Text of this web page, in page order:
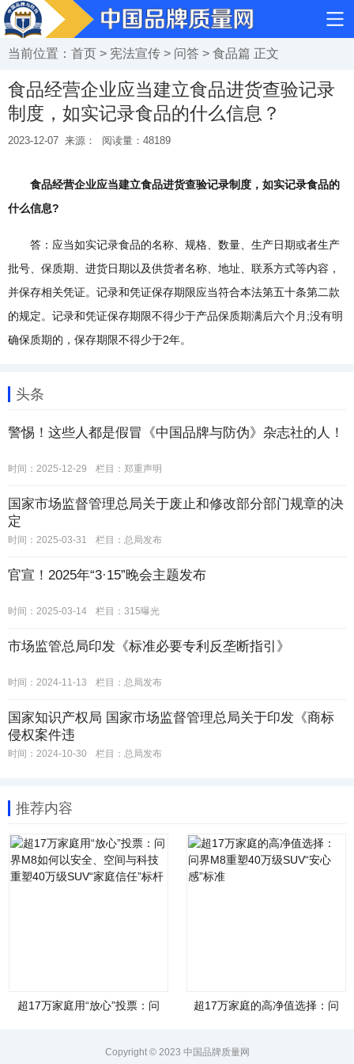
当前位置： 首页 > 宪法宣传 > 问答 > 食品篇 正文
食品经营企业应当建立食品进货查验记录
制度，如实记录食品的什么信息？
2023-12-07 来源： 阅读量： 48189
食品经营企业应当建立食品进货查验记录制度，如实记录食品的
什么信息?
答：应当如实记录食品的名称、规格、数量、生产日期或者生产
批号、保质期、进货日期以及供货者名称、地址、联系方式等内容，
并保存相关凭证。记录和凭证保存期限应当符合本法第五十条第二款
的规定。记录和凭证保存期限不得少于产品保质期满后六个月;没有明
确保质期的，保存期限不得少于2年。
头条
警惕！这些人都是假冒《中国品牌与防伪》杂志社的人！
时间：2025-12-29 栏目： 郑重声明
国家市场监督管理总局关于废止和修改部分部门规章的决
定
时间：2025-03-31 栏目： 总局发布
官宣！2025年“3·15”晚会主题发布
时间：2025-03-14 栏目： 315曝光
市场监管总局印发《标准必要专利反垄断指引》
时间：2024-11-13 栏目： 总局发布
国家知识产权局 国家市场监督管理总局关于印发《商标
侵权案件违
时间：2024-10-30 栏目： 总局发布
推荐内容
超17万家庭用“放心”投票：问
超17万家庭的高净值选择：问
Copyright © 2023 中国品牌质量网